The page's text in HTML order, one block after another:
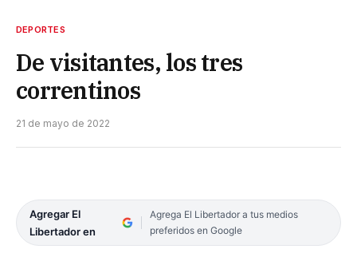
DEPORTES
De visitantes, los tres
correntinos
21 de mayo de 2022
Agregar El
Libertador en
Agrega El Libertador a tus medios
preferidos en Google